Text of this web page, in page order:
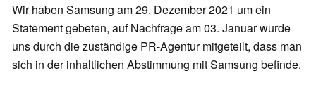
Wir haben Samsung am 29. Dezember 2021 um ein
Statement gebeten, auf Nachfrage am 03. Januar wurde
uns durch die zuständige PR-Agentur mitgeteilt, dass man
sich in der inhaltlichen Abstimmung mit Samsung befinde.